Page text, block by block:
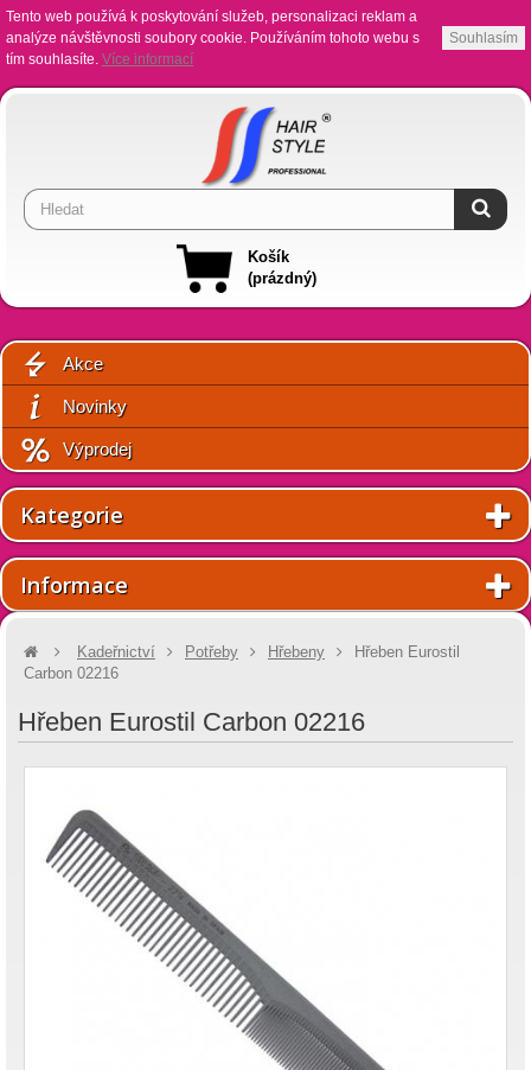
Tento web používá k poskytování služeb, personalizaci reklam a
analýze návštěvnosti soubory cookie. Používáním tohoto webu s
tím souhlasíte. Více informací
Souhlasím
Košík
(prázdný)
Akce
Novinky
Výprodej
Kategorie
Informace
Kadeřnictví Potřeby Hřebeny
Hřeben Eurostil
Carbon 02216
Hřeben Eurostil Carbon 02216